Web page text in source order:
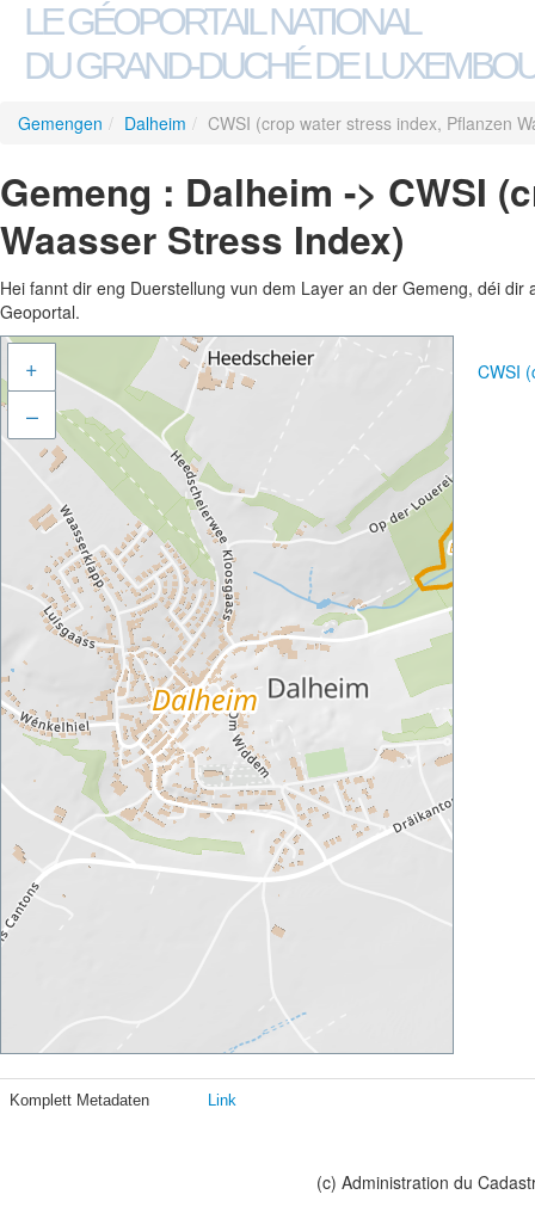
LE GÉOPORTAIL NATIONAL
DU GRAND-DUCHÉ DE
Gemengen / Dalheim / CWSI (crop water stress index, Pflanzen
Gemeng : Dalheim -> CWSI
Waasser Stress Index)
Hei fannt dir eng Duerstellung vun dem Layer an der Gemeng, déi
Geoportal.
+
–
CWSI
Komplett Metadaten Link
(c) Administration du